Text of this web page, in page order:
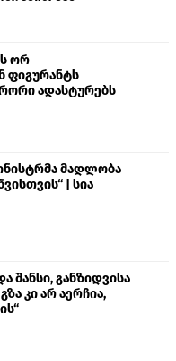
ავალიანს“
ორ
ფიგურანტს
ადასტურებს
მადლობა
| სია
შანსი, განზიდვისა
კი არ აერჩია,